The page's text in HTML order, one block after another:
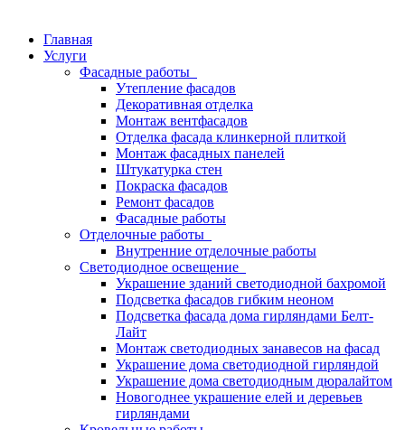
Главная
Услуги
Фасадные работы
Утепление фасадов
Декоративная отделка
Монтаж вентфасадов
Отделка фасада клинкерной плиткой
Монтаж фасадных панелей
Штукатурка стен
Покраска фасадов
Ремонт фасадов
Фасадные работы
Отделочные работы
Внутренние отделочные работы
Светодиодное освещение
Украшение зданий светодиодной бахромой
Подсветка фасадов гибким неоном
Подсветка фасада дома гирляндами Белт-
Лайт
Монтаж светодиодных занавесов на фасад
Украшение дома светодиодной гирляндой
Украшение дома светодиодным дюралайтом
Новогоднее украшение елей и деревьев
гирляндами